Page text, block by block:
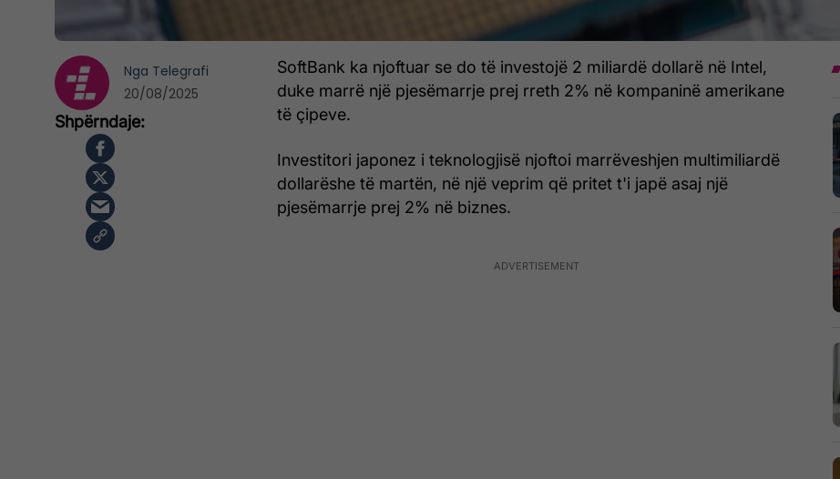
SoftBank ka njoftuar se do të investojë 2 miliardë dollarë në Intel,
duke marrë një pjesëmarrje prej rreth 2% në kompaninë amerikane
të çipeve.
Investitori japonez i teknologjisë njoftoi marrëveshjen multimiliardë
dollarëshe të martën, në një veprim që pritet t'i japë asaj një
pjesëmarrje prej 2% në biznes.
Nga Telegrafi
20/08/2025